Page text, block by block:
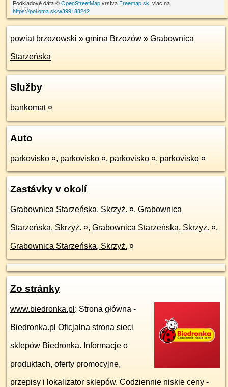
10 m
Podkladové dáta ©OpenStreetMapvrstva Freemap.sk, viac na
https://poi.oma.sk/w399188242
powiat brzozowski » gmina Brzozów » Grabownica
Starzeńska
Služby
bankomat ¤
Auto
parkovisko ¤, parkovisko ¤, parkovisko ¤, parkovisko ¤
Zastávky v okolí
Grabownica Starzeńska, Skrzyż. ¤, Grabownica
Starzeńska, Skrzyż. ¤, Grabownica Starzeńska, Skrzyż. ¤,
Grabownica Starzeńska, Skrzyż. ¤
Zo stránky
www.biedronka.pl : Strona główna -
Biedronka.pl Oficjalna strona sieci
sklepów Biedronka. Informacje o
produktach, oferty promocyjne,
przepisy i lokalizator sklepów. Codziennie niskie ceny -